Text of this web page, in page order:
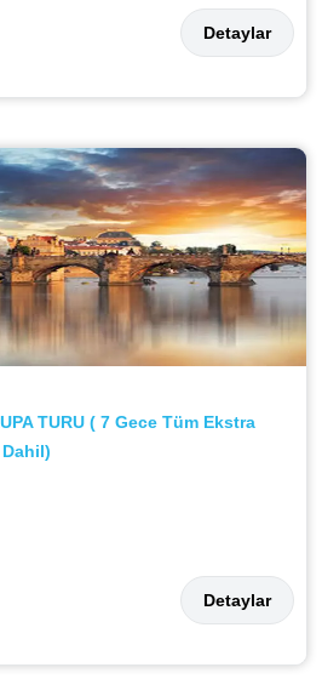
Detaylar
TURU ( 7 Gece Tüm Ekstra
Detaylar